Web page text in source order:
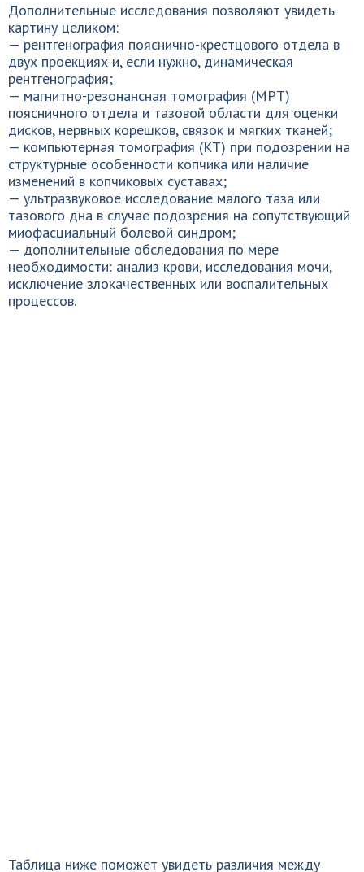
Дополнительные исследования позволяют увидеть
картину целиком:
— рентгенография пояснично-крестцового отдела в
двух проекциях и, если нужно, динамическая
рентгенография;
— магнитно-резонансная томография (МРТ)
поясничного отдела и тазовой области для оценки
дисков, нервных корешков, связок и мягких тканей;
— компьютерная томография (КТ) при подозрении на
структурные особенности копчика или наличие
изменений в копчиковых суставах;
— ультразвуковое исследование малого таза или
тазового дна в случае подозрения на сопутствующий
миофасциальный болевой синдром;
— дополнительные обследования по мере
необходимости: анализ крови, исследования мочи,
исключение злокачественных или воспалительных
процессов.
Таблица ниже поможет увидеть различия между